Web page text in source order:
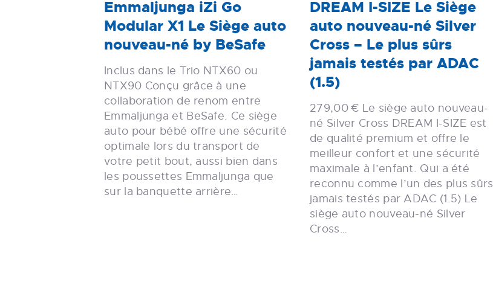
Emmaljunga iZi Go
Modular X1 Le Siège auto
nouveau-né by BeSafe
Inclus dans le Trio NTX60 ou
NTX90 Conçu grâce à une
collaboration de renom entre
Emmaljunga et BeSafe. Ce siège
auto pour bébé offre une sécurité
optimale lors du transport de
votre petit bout, aussi bien dans
les poussettes Emmaljunga que
sur la banquette arrière…
DREAM I-SIZE Le Siège
auto nouveau-né Silver
Cross – Le plus sûrs
jamais testés par ADAC
(1.5)
279,00 € Le siège auto nouveau-
né Silver Cross DREAM I-SIZE est
de qualité premium et offre le
meilleur confort et une sécurité
maximale à l’enfant. Qui a été
reconnu comme l’un des plus sûrs
jamais testés par ADAC (1.5) Le
siège auto nouveau-né Silver
Cross…